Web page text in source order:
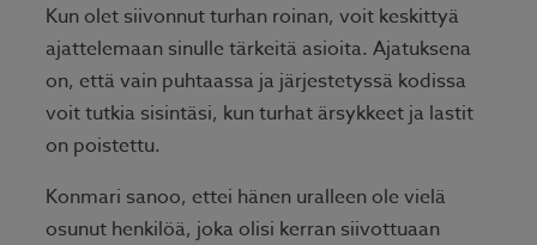
Kun olet siivonnut turhan roinan, voit keskittyä
ajattelemaan sinulle tärkeitä asioita. Ajatuksena
on, että vain puhtaassa ja järjestetyssä kodissa
voit tutkia sisintäsi, kun turhat ärsykkeet ja lastit
on poistettu.
Konmari sanoo, ettei hänen uralleen ole vielä
osunut henkilöä, joka olisi kerran siivottuaan